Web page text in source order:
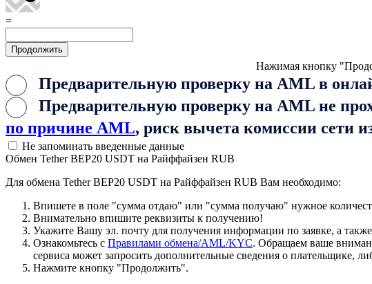
=
Нажимая кнопку
Предварительную проверку на AML в
Предварительную проверку на AML не
по причине AML, риск вычета комиссии сети
Не запоминать введенные данные
Обмен Tether BEP20 USDT на Райффайзен RUB
Для обмена Tether BEP20 USDT на Райффайзен RUB Вам необходимо:
Впишете в поле "сумма отдаю" или "сумма получаю" нужное
Внимательно впишите реквизиты к получению!
Укажите Вашу эл. почту для получения информации по заявке, а
Ознакомьтесь с Правилами обмена/AML/KYC. Обращаем ваше
сервиса может запросить дополнительные сведения о плательщике,
Нажмите кнопку "Продолжить".